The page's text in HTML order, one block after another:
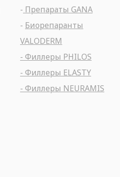
- Препараты GANA
- Биорепаранты
VALODERM
- Филлеры PHILOS
- Филлеры ELASTY
- Филлеры NEURAMIS